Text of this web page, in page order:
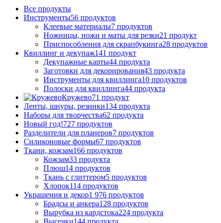
Все продукты
Инструменты56 продуктов
Клеевые материалы7 продуктов
Ножницы, ножи и маты для резки21 продукт
Приспособления для скрапбукинга28 продуктов
Квиллинг и декупаж141 продукт
Декупажные карты44 продукта
Заготовки для декорирования43 продукта
Инструменты для квиллинга10 продуктов
Полоски для квиллинга44 продукта
Кружево71 продукт
Ленты, шнуры, резинки134 продукта
Наборы для творчества62 продукта
Новый год!727 продуктов
Разделители для планеров7 продуктов
Силиконовые формы67 продуктов
Ткани, кожзам166 продуктов
Кожзам33 продукта
Плюш14 продуктов
Ткань с глиттером5 продуктов
Хлопок114 продуктов
Украшения и декор1 976 продуктов
Брадсы и анкера128 продуктов
Вырубка из кардстока224 продукта